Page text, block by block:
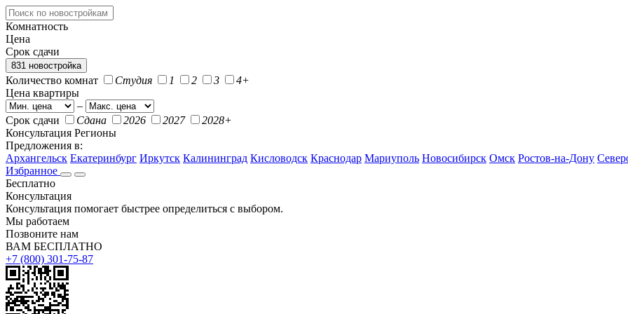
Комнатность
Цена
Срок сдачи
831 новостройка
Количество комнат Студия 1 2 3
4+
Цена квартиры
–
Срок сдачи
Сдана 2026 2027
2028+
Консультация Регионы
Предложения в:
Архангельск Екатеринбург Иркутск Калининград Кисловодск Краснодар Мариуполь Новосибирск Омск Ростов-на-Дону
Избранное
Бесплатно
Консультация
Консультация помогает быстрее определиться с выбором.
Мы работаем
Позвоните нам
ВАМ БЕСПЛАТНО
+7 (800) 301-75-87